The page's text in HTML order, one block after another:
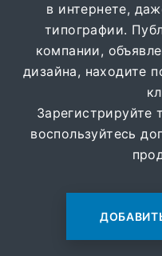
в интернете,
типографии.
компании,
дизайна, находите
Зарегистрируйте
воспользуйтесь